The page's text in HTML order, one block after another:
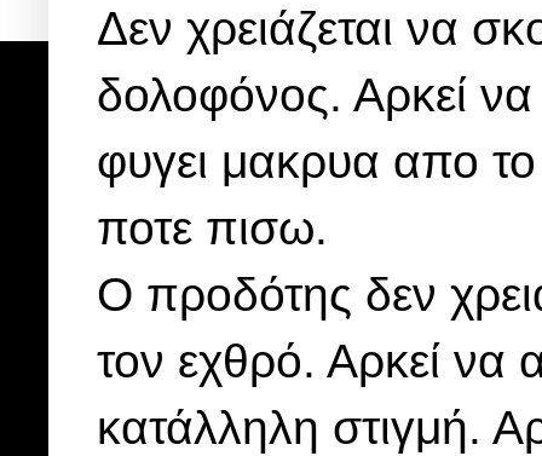
Δεν χρειάζεται να
δολοφόνος. Αρκεί να
φυγει μακρυα απο το
ποτε πισω.
Ο προδότης δεν
τον εχθρό. Αρκεί να
κατάλληλη στιγμή.